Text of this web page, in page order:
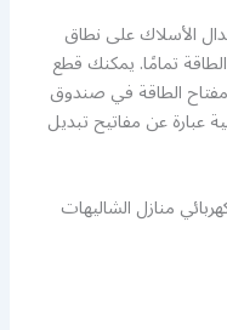
الأسلاك على نطاق
تمامًا. يمكنك قطع
الطاقة في صندوق
عبارة عن مفاتيح تبديل
منازل الشاليهات